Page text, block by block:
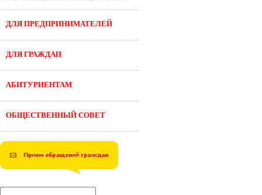
ДЛЯ ПРЕДПРИНИМАТЕЛЕЙ
ДЛЯ ГРАЖДАН
АБИТУРИЕНТАМ
ОБЩЕСТВЕННЫЙ СОВЕТ